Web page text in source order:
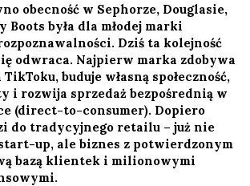
obecność w Sephorze, Douglasie,
Boots była dla młodej marki
Dziś ta kolejność
odwraca. Najpierw marka zdobywa
buduje własną społeczność,
i rozwija sprzedaż bezpośrednią w
(direct-to-consumer). Dopiero
do tradycyjnego retailu – już nie
up, ale biznes z potwierdzonym
bazą klientek i milionowymi